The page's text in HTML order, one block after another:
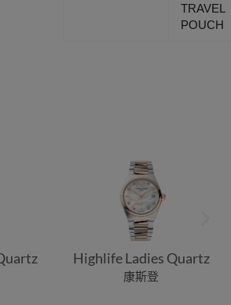
TRAVEL
POUCH
Highlife Ladies Quartz
康斯登